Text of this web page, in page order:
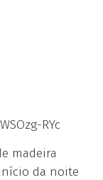
RYc
madeira
da noite